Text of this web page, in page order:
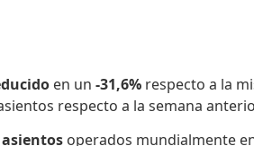
en un -31,6% respecto a la
respecto a la semana
operados mundialmente